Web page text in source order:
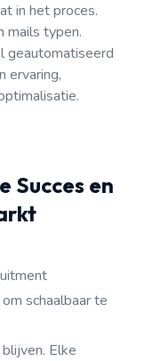
in het proces.
mails typen.
geautomatiseerd
ervaring,
Succes en
schaalbaar te
Elke